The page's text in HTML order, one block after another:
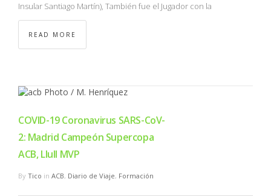
Insular Santiago Martín), También fue el Jugador con la
READ MORE
COVID-19 Coronavirus SARS-CoV-
2: Madrid Campeón Supercopa
ACB, Llull MVP
By Tico in ACB, Diario de Viaje, Formación